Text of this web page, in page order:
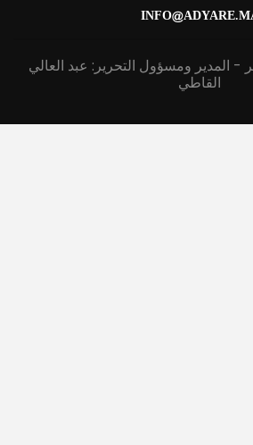
- المدير ومسؤول التحرير: عبد العالي
القاطي